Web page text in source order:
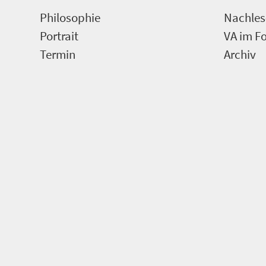
Philosophie
Portrait
Termin
VA im
Archiv